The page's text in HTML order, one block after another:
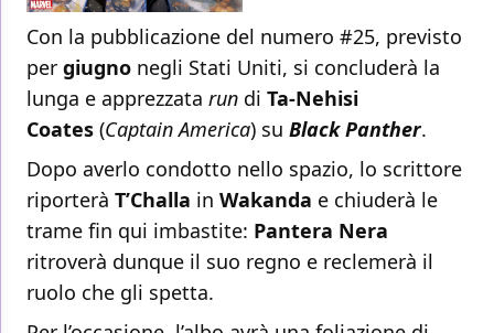
Con la pubblicazione del numero #25, previsto
per giugno negli Stati Uniti, si concluderà la
lunga e apprezzata run di Ta-Nehisi
Coates (Captain America) su Black Panther.
Dopo averlo condotto nello spazio, lo scrittore
riporterà T’Challa in Wakanda e chiuderà le
trame fin qui imbastite: Pantera Nera
ritroverà dunque il suo regno e reclemerà il
ruolo che gli spetta.